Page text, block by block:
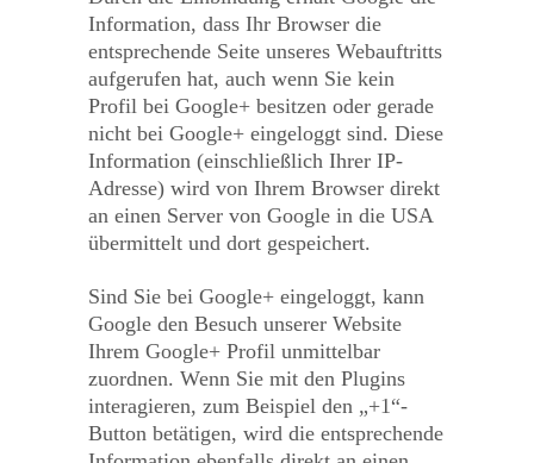
Information, dass Ihr Browser die
entsprechende Seite unseres Webauftritts
aufgerufen hat, auch wenn Sie kein
Profil bei Google+ besitzen oder gerade
nicht bei Google+ eingeloggt sind. Diese
Information (einschließlich Ihrer IP-
Adresse) wird von Ihrem Browser direkt
an einen Server von Google in die USA
übermittelt und dort gespeichert.
Sind Sie bei Google+ eingeloggt, kann
Google den Besuch unserer Website
Ihrem Google+ Profil unmittelbar
zuordnen. Wenn Sie mit den Plugins
interagieren, zum Beispiel den „+1“-
Button betätigen, wird die entsprechende